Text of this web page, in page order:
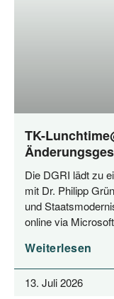
TK-
Die DGRI lädt zu
mit Dr. Phil­ipp
und
online via
Weiterlesen
13. Juli 2026